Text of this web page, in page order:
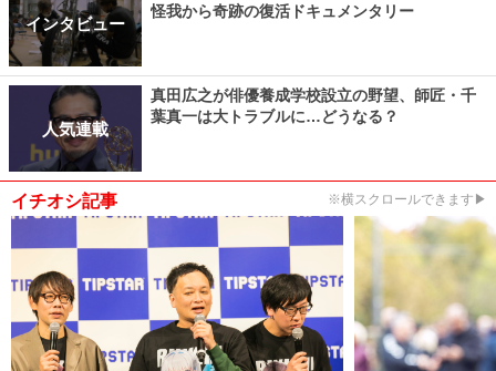
インタビュー
怪我から奇跡の復活ドキュメンタリー
人気連載
真田広之が俳優養成学校設立の野望、師匠・千
葉真一は大トラブルに…どうなる？
イチオシ記事 ※横スクロールできます▶